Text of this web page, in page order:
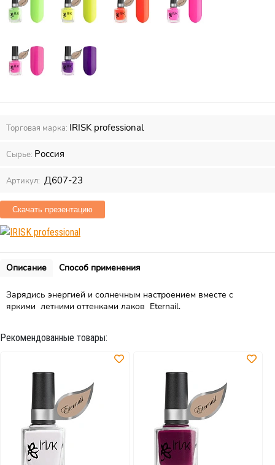
Торговая марка: IRISK professional
Сырье: Россия
Артикул: Д607-23
Скачать презентацию
Описание Способ применения
Зарядись энергией и солнечным настроением вместе с
яркими летними оттенками лаков Eternail.
Рекомендованные товары: